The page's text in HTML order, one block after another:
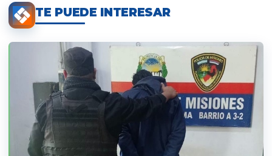
TE PUEDE INTERESAR